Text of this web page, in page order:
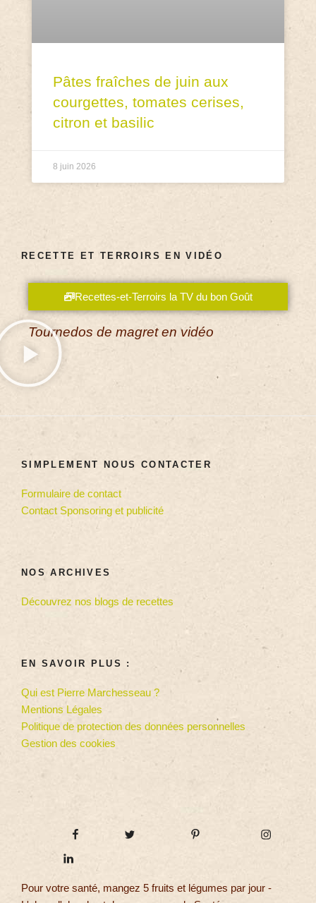
Pâtes fraîches de juin aux
courgettes, tomates cerises,
citron et basilic
8 juin 2026
RECETTE ET TERROIRS EN VIDÉO
Recettes-et-Terroirs la TV du bon Goût
Tournedos de magret en vidéo
SIMPLEMENT NOUS CONTACTER
Formulaire de contact
Contact Sponsoring et publicité
NOS ARCHIVES
Découvrez nos blogs de recettes
EN SAVOIR PLUS :
Qui est Pierre Marchesseau ?
Mentions Légales
Politique de protection des données personnelles
Gestion des cookies
Pour votre santé, mangez 5 fruits et légumes par jour -